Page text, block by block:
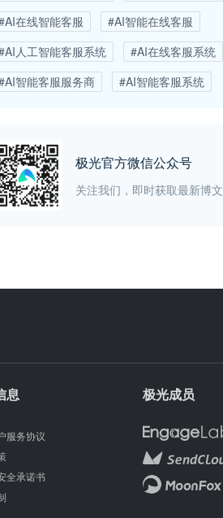
在线智能客服
#AI智能在线客服
人工智能客服系统
#AI在线客服系统
智能客服服务商
#AI智能客服系统
极光官方微信公众号
关注我们，即时获取最新博文
息
服务协议
全承诺书
极光成员